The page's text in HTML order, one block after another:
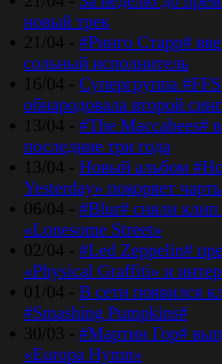
новый трек
21/04 - #Ринго Старр#
сольный исполнитель
16/04 - Супергруппа
обнародовала второй
13/04 - #The Maccabees#
последние три года
13/04 - Новый альбом
Yesterday» покоряет
06/04 - #Blur# сняли клип
«Lonesome Street»
02/04 - #Led Zeppelin#
«Physical Graffiti» и
01/04 - В сети появился
#Smashing Pumpkins#
30/03 - #Мартин Гор#
«Europa Hymn»